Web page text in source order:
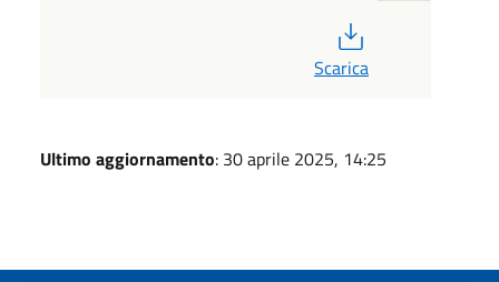
Scarica
Ultimo aggiornamento: 30 aprile 2025, 14:25